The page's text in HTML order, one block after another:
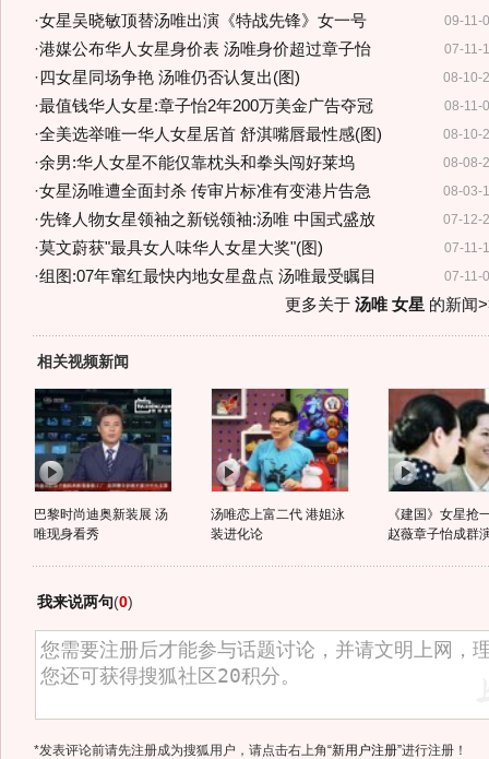
09-11-
·女星吴晓敏顶替汤唯出演《特战先锋》女一号
07-11-
·港媒公布华人女星身价表 汤唯身价超过章子怡
08-10-
· 四女星同场争艳 汤唯仍否认复出(图)
08-11-
·最值钱华人女星:章子怡2年200万美金广告夺冠
08-10-
·全美选举唯一华人女星居首 舒淇嘴唇最性感(图)
08-08-
·余男:华人女星不能仅靠枕头和拳头闯好莱坞
08-03-
·女星汤唯遭全面封杀 传审片标准有变港片告急
07-12-
·先锋人物女星领袖之新锐领袖:汤唯 中国式盛放
07-11-
·莫文蔚获"最具女人味华人女星大奖"(图)
07-11-
·组图:07年窜红最快内地女星盘点 汤唯最受瞩目
更多关于 汤唯 女星 的新闻
相关视频新闻
巴黎时尚迪奥新装展 汤
唯现身看秀
汤唯恋上富二代 港姐泳
装进化论
《建国》女星抢
赵薇章子怡成群
我来说两句(0)
*发表评论前请先注册成为搜狐用户，请点击右上角“新用户注册”进行注册！